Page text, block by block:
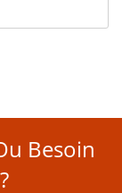
Besoin